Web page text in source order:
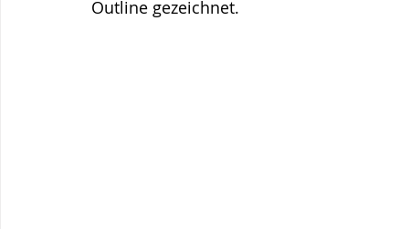
Outline gezeichnet.